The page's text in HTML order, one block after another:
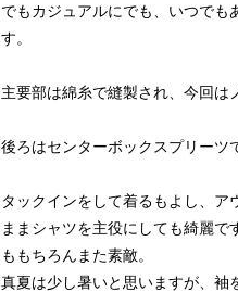
でもカジュアルにでも、いつでも
す。
主要部は綿糸で縫製され、今回は
後ろはセンターボックスプリーツ
タックインをして着るもよし、
ままシャツを主役にしても綺麗
ももちろんまた素敵。
真夏は少し暑いと思いますが、袖